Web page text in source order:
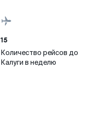
15
Количество рейсов до
Калуги в неделю